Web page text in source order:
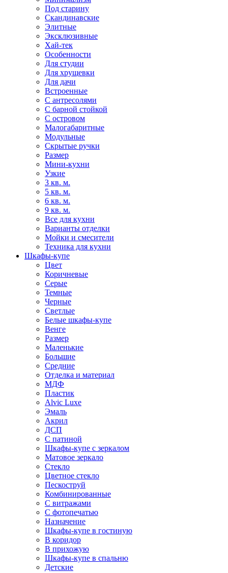
Под старину
Скандинавские
Элитные
Эксклюзивные
Хай-тек
Особенности
Для студии
Для хрущевки
Для дачи
Встроенные
С антресолями
С барной стойкой
С островом
Малогабаритные
Модульные
Скрытые ручки
Размер
Мини-кухни
Узкие
3 кв. м.
5 кв. м.
6 кв. м.
9 кв. м.
Все для кухни
Варианты отделки
Мойки и смесители
Техника для кухни
Шкафы-купе
Цвет
Коричневые
Серые
Темные
Черные
Светлые
Белые шкафы-купе
Венге
Размер
Маленькие
Большие
Средние
Отделка и материал
МДФ
Пластик
Alvic Luxe
Эмаль
Акрил
ДСП
С патиной
Шкафы-купе с зеркалом
Матовое зеркало
Стекло
Цветное стекло
Пескоструй
Комбинированные
С витражами
С фотопечатью
Назначение
Шкафы-купе в гостиную
В коридор
В прихожую
Шкафы-купе в спальню
Детские